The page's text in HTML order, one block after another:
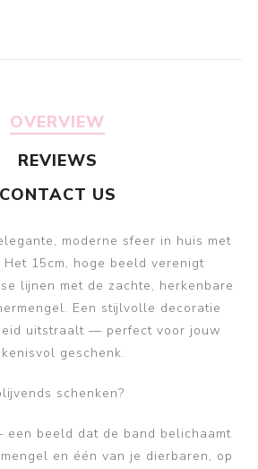
OVERVIEW
REVIEWS
CONTACT US
moderne sfeer in huis met
Het 15cm, hoge beeld verenigt
lijnen met de zachte, herkenbare
Een stijlvolle decoratie
uitstraalt — perfect voor jouw
geschenk.
schenken?
een beeld dat de band belichaamt
en één van je dierbaren, op